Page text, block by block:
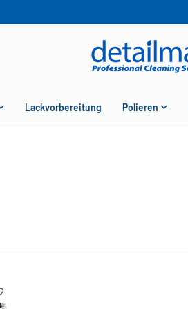
Lackvorbereitung Polieren